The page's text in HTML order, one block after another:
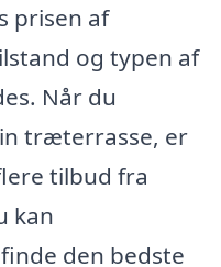
prisen af
og typen af
Når du
træterrasse, er
tilbud fra
kan
den bedste